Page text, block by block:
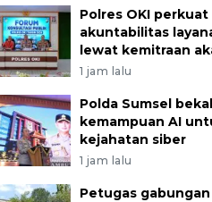
Polres OKI perkuat
akuntabilitas
lewat kemitraan
1 jam lalu
Polda Sumsel
kemampuan AI
kejahatan siber
1 jam lalu
Petugas